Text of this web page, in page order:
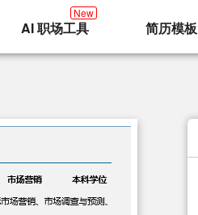
AI 职场工具
New
简历模板